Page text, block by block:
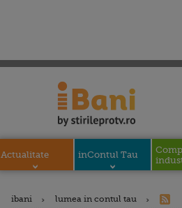
Actualitate inContul Tau
ibani lumea in contul tau